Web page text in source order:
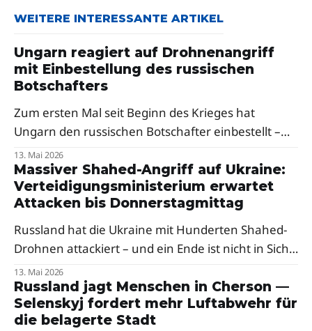
WEITERE INTERESSANTE ARTIKEL
Ungarn reagiert auf Drohnenangriff
mit Einbestellung des russischen
Botschafters
Zum ersten Mal seit Beginn des Krieges hat
Ungarn den russischen Botschafter einbestellt –
als Reaktion auf russische Drohnenangriffe auf die
Oblast Transkarpatien. Premierminister Péter
Magyar sprach von einer klaren Verurteilung,
Selenskyj dankte Budapest.
13. Mai 2026
Massiver Shahed-Angriff auf Ukraine:
Verteidigungsministerium erwartet
Attacken bis Donnerstagmittag
Russland hat die Ukraine mit Hunderten Shahed-
Drohnen attackiert – und ein Ende ist nicht in Sicht.
Ein Berater des Verteidigungsministeriums warnt
vor weiteren Raketenangriffen in der Nacht.
Besonders hart traf es den Westen des Landes.
13. Mai 2026
Russland jagt Menschen in Cherson —
Selenskyj fordert mehr Luftabwehr für
die belagerte Stadt